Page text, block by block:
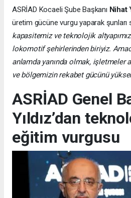
ASRİAD Kocaeli Şube Başkanı Nihat
üretim gücüne vurgu yaparak şunları
kapasitemiz ve teknolojik
lokomotif şehirlerinden biriyiz.
anlamda yanında olmak, işletmeler
ve bölgemizin rekabet gücünü
ASRİAD Genel
Yıldız’dan
eğitim vurgusu